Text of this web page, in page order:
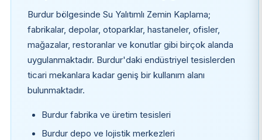
Burdur bölgesinde Su Yalıtımlı Zemin Kaplama;
fabrikalar, depolar, otoparklar, hastaneler, ofisler,
mağazalar, restoranlar ve konutlar gibi birçok alanda
uygulanmaktadır. Burdur'daki endüstriyel tesislerden
ticari mekanlara kadar geniş bir kullanım alanı
bulunmaktadır.
Burdur fabrika ve üretim tesisleri
Burdur depo ve lojistik merkezleri